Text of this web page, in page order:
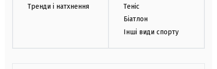
Тренди і натхнення
Теніс
Біатлон
Інші види спорту